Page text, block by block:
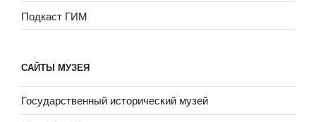
Подкаст ГИМ
САЙТЫ МУЗЕЯ
Государственный исторический музей